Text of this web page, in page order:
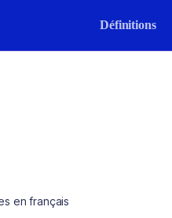
Définitions
en français